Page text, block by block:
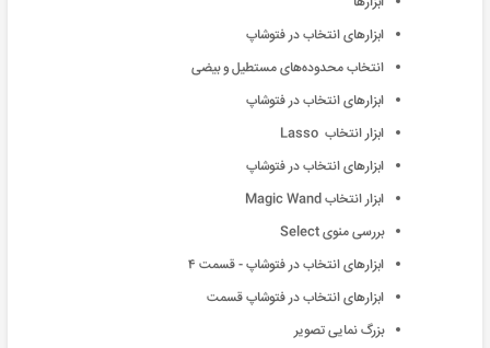
ابزارهای انتخاب در فتوشاپ
انتخاب محدوده‌های مستطیل و بیضی
ابزارهای انتخاب در فتوشاپ
ابزار انتخاب Lasso
ابزارهای انتخاب در فتوشاپ
ابزار انتخاب Magic Wand
بررسی منوی Select
ابزارهای انتخاب در فتوشاپ - قسمت ۴
ابزارهای انتخاب در فتوشاپ قسمت
بزرگ نمایی تصویر